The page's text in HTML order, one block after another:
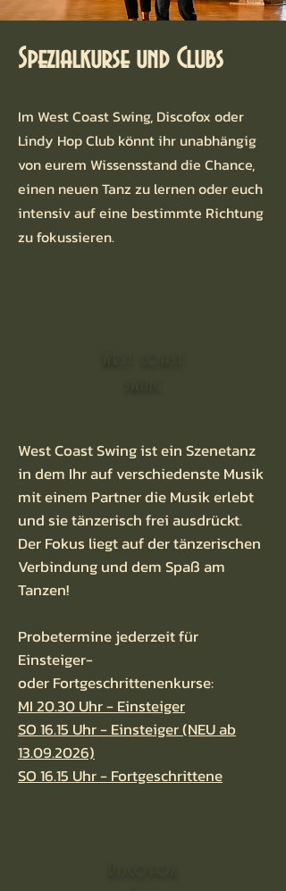
Spezialkurse und Clubs
Im West Coast Swing, Discofox oder
Lindy Hop Club könnt ihr unabhängig
von eurem Wissensstand die Chance,
einen neuen Tanz zu lernen oder euch
intensiv auf eine bestimmte Richtung
zu fokussieren.
West Coast Swing ist ein Szenetanz
in dem Ihr auf verschiedenste Musik
mit einem Partner die Musik erlebt
und sie tänzerisch frei ausdrückt.
Der Fokus liegt auf der tänzerischen
Verbindung und dem Spaß am
Tanzen!
Probetermine jederzeit für
Einsteiger-
oderFortgeschrittenenkurse:
MI 20.30 Uhr - Einsteiger
SO 16.15 Uhr - Einsteiger (NEU ab
13.09.2026)
SO 16.15 Uhr - Fortgeschrittene